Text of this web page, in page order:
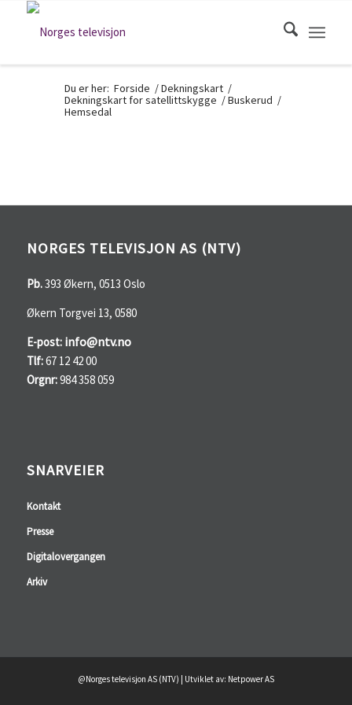
Du er her: Forside /Dekningskart /
Dekningskart for satellittskygge /Buskerud /
Hemsedal
NORGES TELEVISJON AS (NTV)
Pb.393 Økern, 0513 Oslo
Økern Torgvei 13, 0580
E-post: info@ntv.no
Tlf:67 12 42 00
Orgnr:984 358 059
SNARVEIER
Kontakt
Presse
Digitalovergangen
Arkiv
@Norges televisjon AS (NTV) | Utviklet av: Netpower AS